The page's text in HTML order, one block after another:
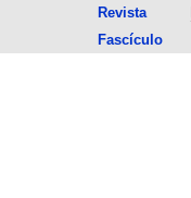
Revista
Fascículo